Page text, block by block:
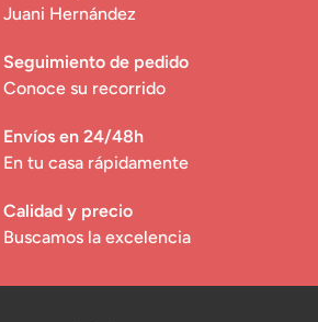
Juani Hernández
Seguimiento de pedido
Conoce su recorrido
Envíos en 24/48h
En tu casa rápidamente
Calidad y precio
Buscamos la excelencia